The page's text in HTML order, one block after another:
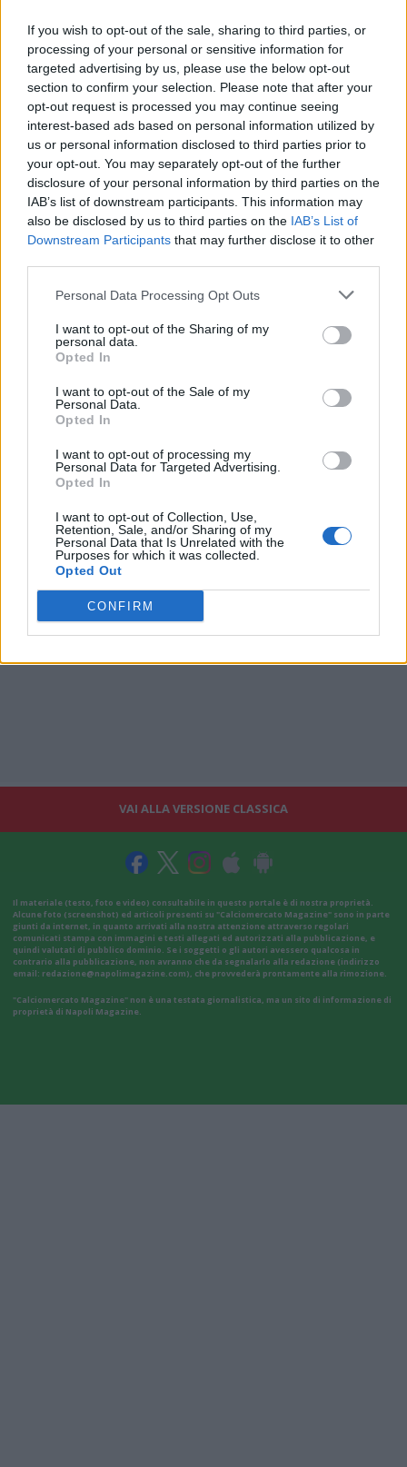
If you wish to opt-out of the sale, sharing to third parties, or
processing of your personal or sensitive information for
targeted advertising by us, please use the below opt-out
section to confirm your selection. Please note that after your
opt-out request is processed you may continue seeing
interest-based ads based on personal information utilized by
us or personal information disclosed to third parties prior to
your opt-out. You may separately opt-out of the further
disclosure of your personal information by third parties on the
IAB’s list of downstream participants. This information may
also be disclosed by us to third parties on the IAB’s List of
Downstream Participants that may further disclose it to other
Personal Data Processing Opt Outs
I want to opt-out of the Sharing of my
personal data.
Opted In
I want to opt-out of the Sale of my
Personal Data.
Opted In
I want to opt-out of processing my
Personal Data for Targeted Advertising.
Opted In
I want to opt-out of Collection, Use,
Retention, Sale, and/or Sharing of my
Personal Data that Is Unrelated with the
Purposes for which it was collected.
Opted Out
CONFIRM
crei disastri nello spogliatoio e che risponda sempre bene,
perchè dovrebbe entrare in un gruppo già affiatato.
Supercoppa? Preferivo il format precedente con una finale
secca, ma purtroppo ci sono motivi economici e di diritti
televisivi, come spesso accade ormai nel mondo del calcio di
oggi e che sono diventati il cardine di questo sport".
VAI ALLA VERSIONE CLASSICA
Il materiale (testo, foto e video) consultabile in questo portale è di nostra proprietà.
Alcune foto (screenshot) ed articoli presenti su "Calciomercato Magazine" sono in parte
giunti da internet, in quanto arrivati alla nostra attenzione attraverso regolari
comunicati stampa con immagini e testi allegati ed autorizzati alla pubblicazione, e
quindi valutati di pubblico dominio. Se i soggetti o gli autori avessero qualcosa in
contrario alla pubblicazione, non avranno che da segnalarlo alla redazione (indirizzo
email: redazione@napolimagazine.com), che provvederà prontamente alla rimozione.
"Calciomercato Magazine" non è una testata giornalistica, ma un sito di informazione di
proprietà di Napoli Magazine.